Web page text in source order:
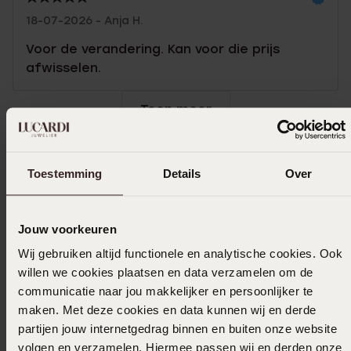
Toestemming Details Over
Jouw voorkeuren
Wij gebruiken altijd functionele en analytische cookies. Ook
willen we cookies plaatsen en data verzamelen om de
communicatie naar jou makkelijker en persoonlijker te
maken. Met deze cookies en data kunnen wij en derde
partijen jouw internetgedrag binnen en buiten onze website
volgen en verzamelen. Hiermee passen wij en derden onze
18-07-2026 - Anja H.
Voor de verandering. Kan voor die prijs
afwisselen.
Toon meer
Ook leuk voor jou